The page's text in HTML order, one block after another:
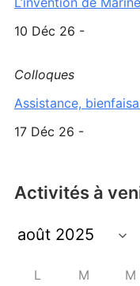
10 Déc 26 -
Colloques
Assistance,
17 Déc 26 -
Activités à
L M M